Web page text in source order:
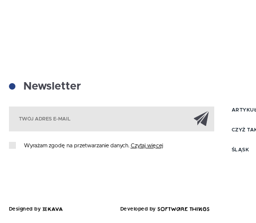
Newsletter
Zapisz się
Wyrażam zgodę na przetwarzanie danych. Czytaj więcej
CZYŻ
ŚLĄSK
Designed by Developed by